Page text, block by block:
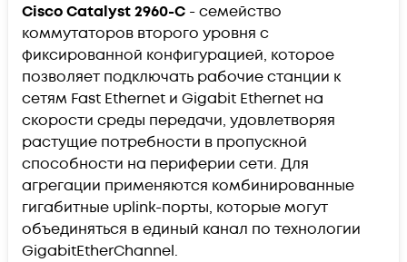
Cisco Catalyst 2960-C - семейство
коммутаторов второго уровня с
фиксированной конфигурацией, которое
позволяет подключать рабочие станции к
сетям Fast Ethernet и Gigabit Ethernet на
скорости среды передачи, удовлетворяя
растущие потребности в пропускной
способности на периферии сети. Для
агрегации применяются комбинированные
гигабитные uplink-порты, которые могут
объединяться в единый канал по технологии
GigabitEtherChannel.